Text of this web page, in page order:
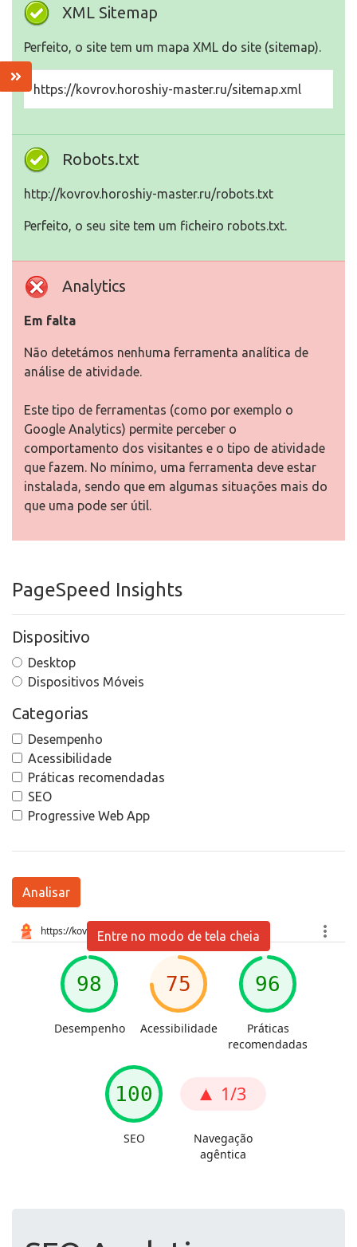
XML Sitemap
Perfeito, o site tem um mapa XML do site (sitemap).
https://kovrov.horoshiy-master.ru/sitemap.xml
Robots.txt
http://kovrov.horoshiy-master.ru/robots.txt
Perfeito, o seu site tem um ficheiro robots.txt.
Analytics
Em falta
Não detetámos nenhuma ferramenta analítica de
análise de atividade.
Este tipo de ferramentas (como por exemplo o
Google Analytics) permite perceber o
comportamento dos visitantes e o tipo de atividade
que fazem. No mínimo, uma ferramenta deve estar
instalada, sendo que em algumas situações mais do
que uma pode ser útil.
PageSpeed Insights
Dispositivo
Desktop
Dispositivos Móveis
Categorias
Desempenho
Acessibilidade
Práticas recomendadas
SEO
Progressive Web App
Analisar
Entre no modo de tela cheia